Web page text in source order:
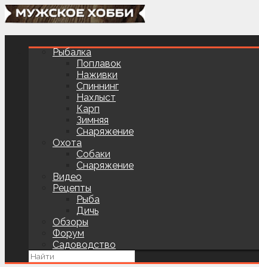
Рыбалка
Поплавок
Наживки
Спиннинг
Нахлыст
Карп
Зимняя
Снаряжение
Охота
Собаки
Снаряжение
Видео
Рецепты
Рыба
Дичь
Обзоры
Форум
Садоводство